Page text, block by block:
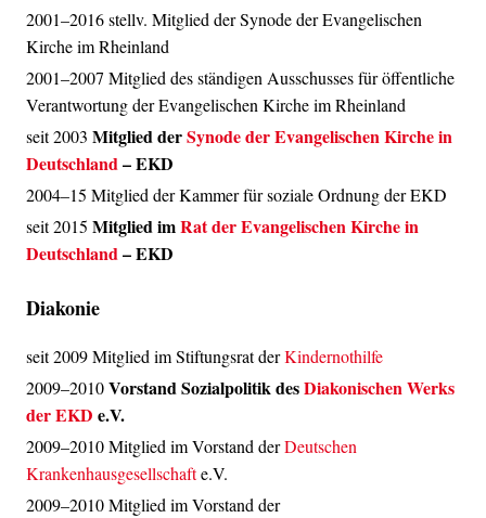
2001–2016 stellv. Mitglied der Synode der Evangelischen
Kirche im Rheinland
2001–2007 Mitglied des ständigen Ausschusses für öffentliche
Verantwortung der Evangelischen Kirche im Rheinland
seit 2003 Mitglied derSynode der Evangelischen Kirche in
Deutschland– EKD
2004–15 Mitglied der Kammer für soziale Ordnung der EKD
seit 2015 Mitglied imRat der Evangelischen Kirche in
Deutschland– EKD
Diakonie
seit 2009 Mitglied im Stiftungsrat derKindernothilfe
2009–2010Vorstand Sozialpolitik desDiakonischen Werks
der EKD e.V.
2009–2010 Mitglied im Vorstand derDeutschen
Krankenhausgesellschafte.V.
2009–2010 Mitglied im Vorstand der